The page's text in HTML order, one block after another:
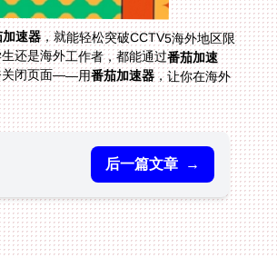
速器，就能轻松突破CCTV5海外地区限
还是海外工作者，都能通过番茄加速
关闭页面——用番茄加速器，让你在海外
后一篇文章 →